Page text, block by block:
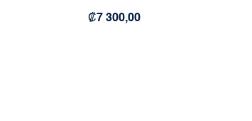
Precio
₡7 300,00